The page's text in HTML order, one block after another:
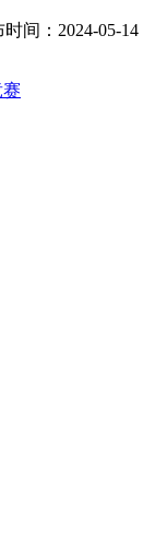
时间：2024-05-14
赛